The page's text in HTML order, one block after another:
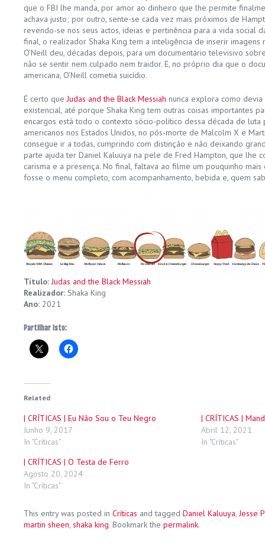
que o FBI lhe manda, por amor ao dinheiro que lhe permite
achava justo; por outro, sente-se cada vez mais próximos de
revendo-se nos seus actos, ideias e pertinência para a vida social
final, o realizador Shaka King tem a inteligência de inserir imagens
O’Neill deu, décadas depois, para um documentário televisivo
não se sentir nem culpado nem traidor. E, no próprio dia que o
americana, O’Neill cometia suicídio.
É certo queJudas and the Black Messiah nunca explora como
existencial, até porque Shaka King tem outras coisas importantes
encargos está todo o contexto sócio-político dessa década de
americanos nos Estados Unidos, no pós-morte de Malcolm X e
consegue ir a todas, cumprindo com distinção e não deixando
parte ajuda ter Daniel Kaluuya na pele de Fred Hampton, que lhe
carisma e a presença. No final, faltava ao filme um pouquinho
fosse o menu completo, com acompanhamento, bebida e, quem
Título: Judas and the Black Messiah
Realizador: Shaka King
Ano: 2021
Partilhar isto:
Related
| CRÍTICAS | Eu Não Sou o Teu Negro
Junho 9, 2017
In "Críticas"
| CRÍTICAS |
Abril 12, 2021
In "Críticas"
| CRÍTICAS | O Testa de Ferro
Agosto 20, 2024
In "Críticas"
This entry was posted in Críticas and tagged Daniel Kaluuya,Jesse
martin sheen, shaka king. Bookmark the permalink.